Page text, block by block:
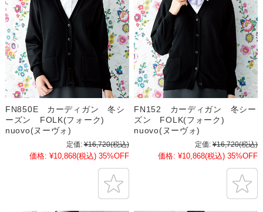
FN850E カーディガン 冬シ
ーズン FOLK(フォーク)
nuovo(ヌーヴォ)
定価: ¥16,720(税込)
価格: ¥10,868(税込) 35%OFF
FN152 カーディガン 冬シー
ズン FOLK(フォーク)
nuovo(ヌーヴォ)
定価: ¥16,720(税込)
価格: ¥10,868(税込) 35%OFF